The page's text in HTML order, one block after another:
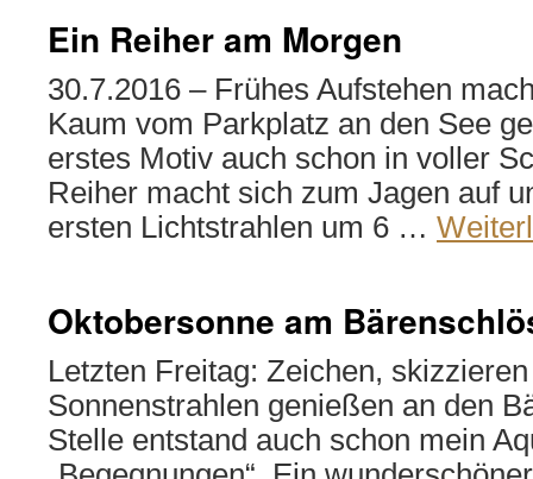
Ein Reiher am Morgen
30.7.2016 – Frühes Aufstehen
Kaum vom Parkplatz an den See
erstes Motiv auch schon in voller
Reiher macht sich zum Jagen auf
ersten Lichtstrahlen um 6 …
Oktobersonne am
Letzten Freitag: Zeichen,
Sonnenstrahlen genießen an den
Stelle entstand auch schon mein